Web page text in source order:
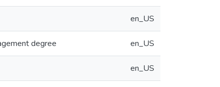
en_US
degree en_US
en_US